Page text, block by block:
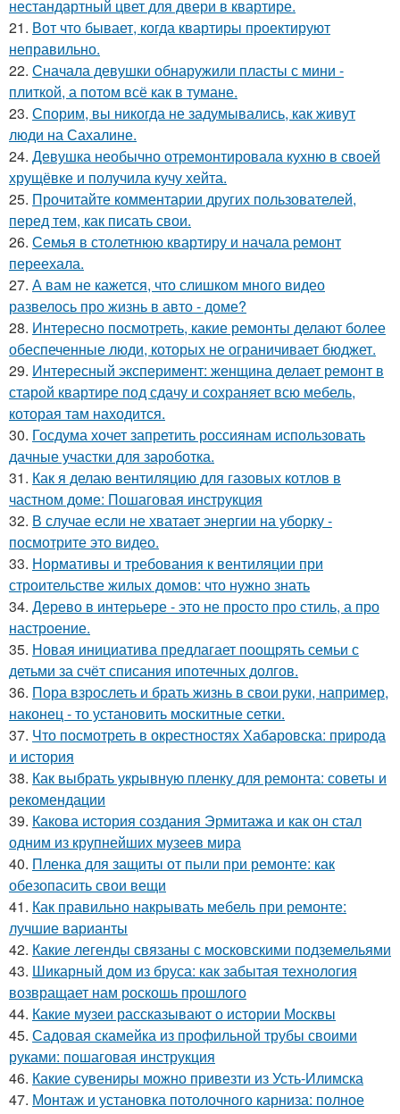
нестандартный цвет для двери в квартире.
21. Вот что бывает, когда квартиры проектируют
неправильно.
22. Сначала девушки обнаружили пласты с мини -
плиткой, а потом всё как в тумане.
23. Спорим, вы никогда не задумывались, как живут
люди на Сахалине.
24. Девушка необычно отремонтировала кухню в своей
хрущёвке и получила кучу хейта.
25. Прочитайте комментарии других пользователей,
перед тем, как писать свои.
26. Семья в столетнюю квартиру и начала ремонт
переехала.
27. А вам не кажется, что слишком много видео
развелось про жизнь в авто - доме?
28. Интересно посмотреть, какие ремонты делают более
обеспеченные люди, которых не ограничивает бюджет.
29. Интересный эксперимент: женщина делает ремонт в
старой квартире под сдачу и сохраняет всю мебель,
которая там находится.
30. Госдума хочет запретить россиянам использовать
дачные участки для зароботка.
31. Как я делаю вентиляцию для газовых котлов в
частном доме: Пошаговая инструкция
32. В случае если не хватает энергии на уборку -
посмотрите это видео.
33. Нормативы и требования к вентиляции при
строительстве жилых домов: что нужно знать
34. Дерево в интерьере - это не просто про стиль, а про
настроение.
35. Новая инициатива предлагает поощрять семьи с
детьми за счёт списания ипотечных долгов.
36. Пора взрослеть и брать жизнь в свои руки, например,
наконец - то установить москитные сетки.
37. Что посмотреть в окрестностях Хабаровска: природа
и история
38. Как выбрать укрывную пленку для ремонта: советы и
рекомендации
39. Какова история создания Эрмитажа и как он стал
одним из крупнейших музеев мира
40. Пленка для защиты от пыли при ремонте: как
обезопасить свои вещи
41. Как правильно накрывать мебель при ремонте:
лучшие варианты
42. Какие легенды связаны с московскими подземельями
43. Шикарный дом из бруса: как забытая технология
возвращает нам роскошь прошлого
44. Какие музеи рассказывают о истории Москвы
45. Садовая скамейка из профильной трубы своими
руками: пошаговая инструкция
46. Какие сувениры можно привезти из Усть-Илимска
47. Монтаж и установка потолочного карниза: полное